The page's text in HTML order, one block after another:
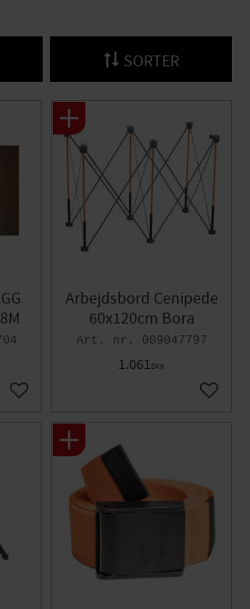
SORTER
Gem som favorit
Arbejdsbord Cenipede
60x120cm Bora
009047797
1.061DKK
Gem